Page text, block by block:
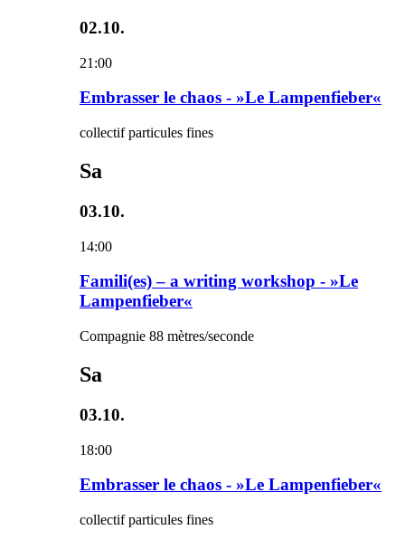
02.10.
21:00
Embrasser le chaos - »Le Lampenfieber«
collectif particules fines
Sa
03.10.
14:00
Famili(es) – a writing workshop - »Le
Lampenfieber«
Compagnie 88 mètres/seconde
Sa
03.10.
18:00
Embrasser le chaos - »Le Lampenfieber«
collectif particules fines